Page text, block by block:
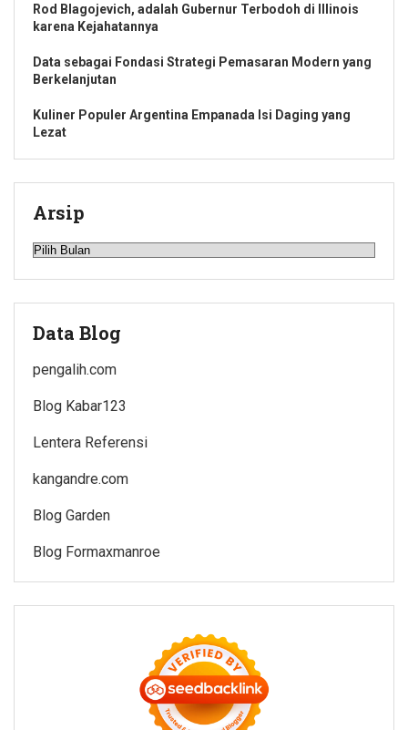
Rod Blagojevich, adalah Gubernur Terbodoh di Illinois
karena Kejahatannya
Data sebagai Fondasi Strategi Pemasaran Modern yang
Berkelanjutan
Kuliner Populer Argentina Empanada Isi Daging yang
Lezat
Arsip
Arsip
Data Blog
pengalih.com
Blog Kabar123
Lentera Referensi
kangandre.com
Blog Garden
Blog Formaxmanroe